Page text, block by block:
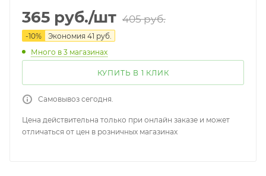
365 руб./шт 405руб.
-10% Экономия 41 руб.
Много в 3 магазинах
КУПИТЬ В 1 КЛИК
Самовывоз сегодня.
Цена действительна только при онлайн заказе и может
отличаться от цен в розничных магазинах